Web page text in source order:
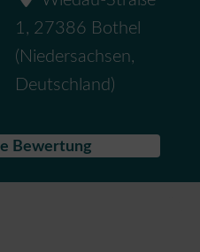
1, 27386 Bothel
( Niedersachsen,
Deutschland )
Bewertung